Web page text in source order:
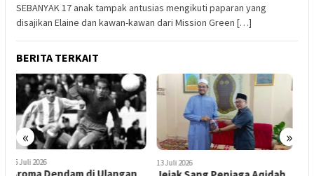
SEBANYAK 17 anak tampak antusias mengikuti paparan yang
disajikan Elaine dan kawan-kawan dari Mission Green […]
BERITA TERKAIT
« »
13 Juli 2026 8 Juli 2026